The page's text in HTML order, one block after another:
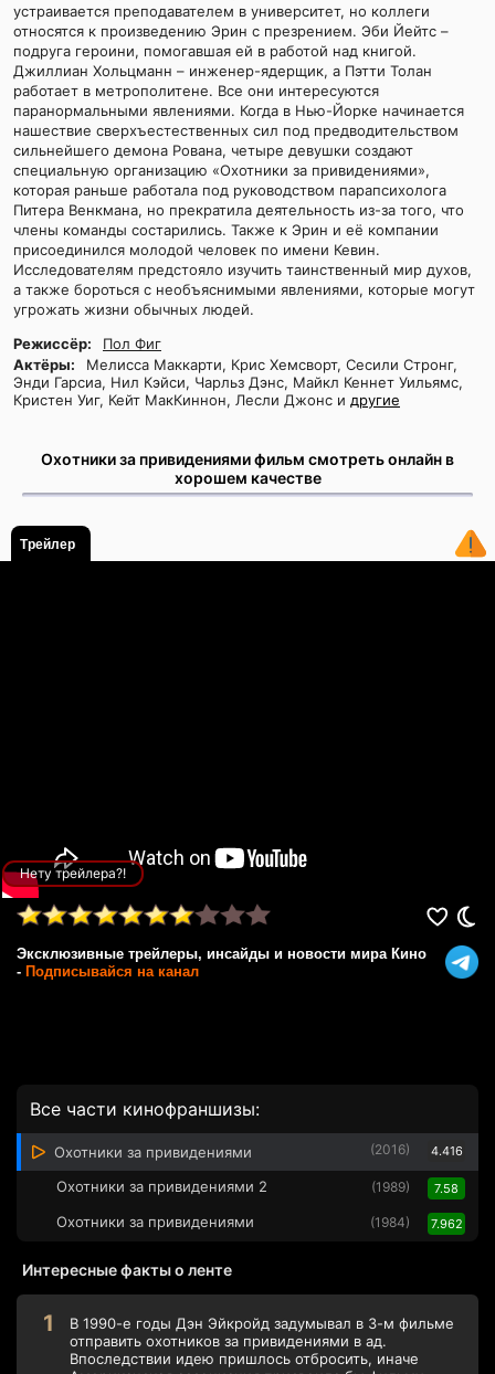
устраивается преподавателем в университет, но коллеги
относятся к произведению Эрин с презрением. Эби Йейтс –
подруга героини, помогавшая ей в работой над книгой.
Джиллиан Хольцманн – инженер-ядерщик, а Пэтти Толан
работает в метрополитене. Все они интересуются
паранормальными явлениями. Когда в Нью-Йорке начинается
нашествие сверхъестественных сил под предводительством
сильнейшего демона Рована, четыре девушки создают
специальную организацию «Охотники за привидениями»,
которая раньше работала под руководством парапсихолога
Питера Венкмана, но прекратила деятельность из-за того, что
члены команды состарились. Также к Эрин и её компании
присоединился молодой человек по имени Кевин.
Исследователям предстояло изучить таинственный мир духов,
а также бороться с необъяснимыми явлениями, которые могут
угрожать жизни обычных людей.
Режиссёр:
Пол Фиг
Актёры:
Мелисса Маккарти, Крис Хемсворт, Сесили Стронг,
Энди Гарсиа, Нил Кэйси, Чарльз Дэнс, Майкл Кеннет Уильямс,
Кристен Уиг, Кейт МакКиннон, Лесли Джонс и другие
Охотники за привидениями фильм смотреть онлайн в
хорошем качестве
Трейлер
Нету трейлера?!
Эксклюзивные трейлеры, инсайды и новости мира Кино
- Подписывайся на канал
Все части кинофраншизы:
Охотники за привидениями (2016) 4.416
Охотники за привидениями 2 (1989) 7.58
Охотники за привидениями (1984) 7.962
Интересные факты о ленте
В 1990-е годы Дэн Эйкройд задумывал в 3-м фильме
отправить охотников за привидениями в ад.
Впоследствии идею пришлось отбросить, иначе